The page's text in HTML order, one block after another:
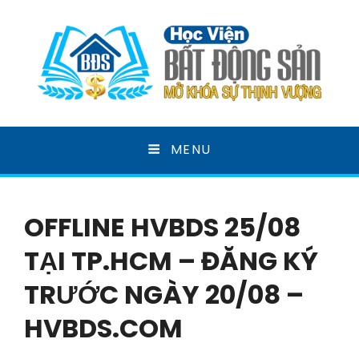
HỌC VIỆN BẤT ĐỘNG
SẢN
MENU
OFFLINE HVBDS 25/08
TẠI TP.HCM – ĐĂNG KÝ
TRƯỚC NGÀY 20/08 –
HVBDS.COM